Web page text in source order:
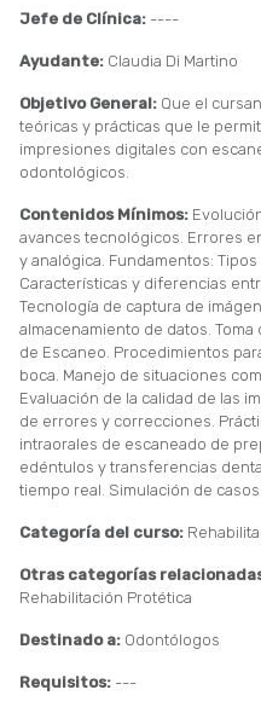
Jefe de Clínica: ----
Ayudante: Claudia Di Martino
Objetivo General: Que el
teóricas y prácticas que le
impresiones digitales con
odontológicos.
Contenidos Mínimos:
avances tecnológicos. Errores
y analógica. Fundamentos:
Características y diferencias
Tecnología de captura de
almacenamiento de datos.
de Escaneo. Procedimientos
boca. Manejo de situaciones
Evaluación de la calidad de las
de errores y correcciones.
intraorales de escaneado de
edéntulos y transferencias
tiempo real. Simulación de
Categoría del curso:
Otras categorías
Rehabilitación Protética
Destinado a: Odontólogos
Requisitos: ---